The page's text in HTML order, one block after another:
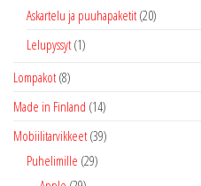
Askartelu ja puuhapaketit (20)
Lelupyssyt (1)
Lompakot (8)
Made in Finland (14)
Mobiilitarvikkeet (39)
Puhelimille (29)